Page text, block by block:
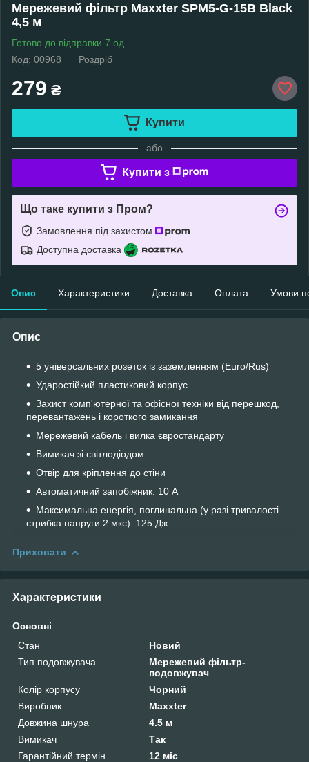
Мережевий фільтр Maxxter SPM5-G-15B Black
4,5 м
Готово до відправки 7 од.
Код: 00968
Роздріб
279 ₴
Купити
або
Купити з
Що таке купити з Пром?
Замовлення під захистом
Доступна доставка
Опис Характеристики Доставка Оплата Умови
Опис
5 універсальних розеток із заземленням (Euro/Rus)
Ударостійкий пластиковий корпус
Захист комп'ютерної та офісної техніки від перешкод,
перевантажень і короткого замикання
Мережевий кабель і вилка євростандарту
Вимикач зі світлодіодом
Отвір для кріплення до стіни
Автоматичний запобіжник: 10 А
Максимальна енергія, поглинальна (у разі тривалості
стрибка напруги 2 мкс): 125 Дж
Приховати
Характеристики
Основні
Стан
Новий
Тип подовжувача
Мережевий фільтр-
подовжувач
Колір корпусу
Чорний
Виробник
Maxxter
Довжина шнура
4.5 м
Вимикач
Так
Гарантійний термін
12 міс